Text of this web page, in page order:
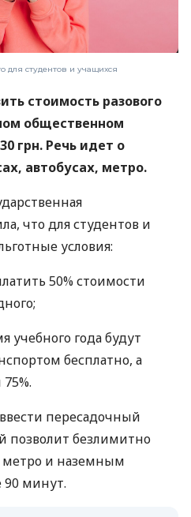
для студентов и учащихся
стоимость разового
общественном
грн. Речь идет о
автобусах, метро.
что для студентов и
условия:
50% стоимости
учебного года будут
бесплатно, а
пересадочный
позволит безлимитно
метро и наземным
90 минут.